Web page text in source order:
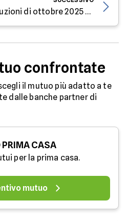
Mutui Under 36: 3 soluzioni di ottobre 2025 a confronto
confrontate
il mutuo più adatto a te
dalle banche partner di
PRIMA CASA
per la prima casa.
mutuo